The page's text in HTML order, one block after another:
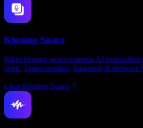
Kloning Suara
Bikin kloning suara manusia AI berkualitas
detik. Tanpa instalasi, langsung di browser
Lihat Kloning Suara